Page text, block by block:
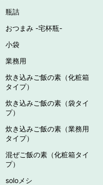
瓶詰
おつまみ -宅杯瓶-
小袋
業務用
炊き込みご飯の素（化粧箱
タイプ）
炊き込みご飯の素（袋タイ
プ）
炊き込みご飯の素（業務用
タイプ）
混ぜご飯の素（化粧箱タイ
プ）
soloメシ